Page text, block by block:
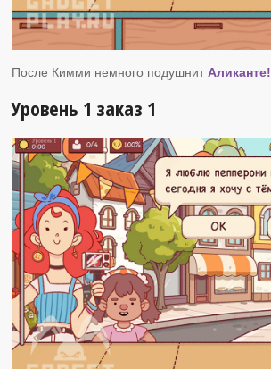
После Кимми немного подушнит Аликанте!
Уровень 1 заказ 1